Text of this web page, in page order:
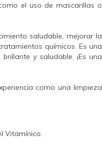
el uso de mascarillas o
saludable, mejorar la
químicos. Es una
y saludable. ¡Es una
como una limpieza
Vitamínico.